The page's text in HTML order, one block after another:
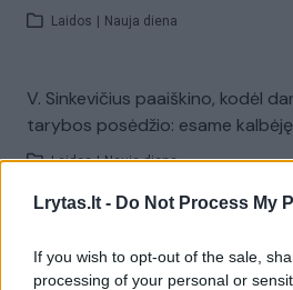
Lrytas.lt - Do Not Process My
If you wish to opt-out of the sale,
processing of your personal or
Laidos Nauja diena
V. Sinkevičius paaiškino, kodėl
tarybos posėdžio: esame kalbėję
Laidos | Nauja diena
amžinojo poilsio ji atguls